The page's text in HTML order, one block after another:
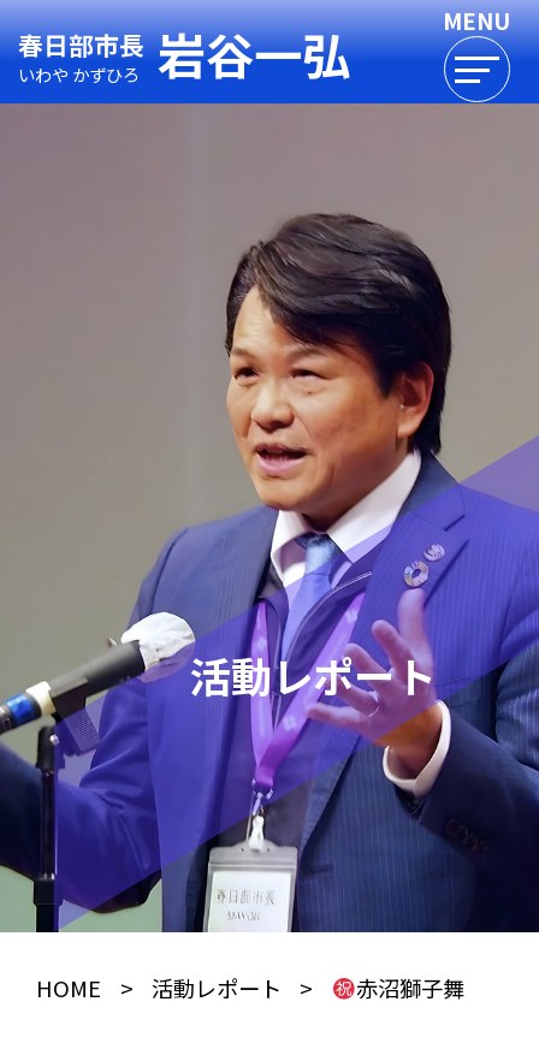
春日部市長
いわや かずひろ 岩谷一弘
活動レポート
HOME > 活動レポート > 赤沼獅子舞